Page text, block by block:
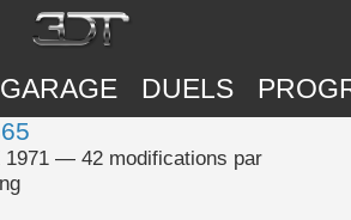
GARAGE DUELS
1971 — 42 modifications par